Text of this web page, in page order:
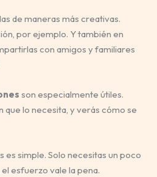
de maneras más creativas.
por ejemplo. Y también en
con amigos y familiares
son especialmente útiles.
que lo necesita, y verás cómo se
simple. Solo necesitas un poco
esfuerzo vale la pena.